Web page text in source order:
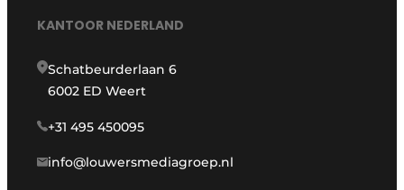
KANTOOR NEDERLAND
Schatbeurderlaan 6
6002 ED Weert
+31 495 450095
info@louwersmediagroep.nl